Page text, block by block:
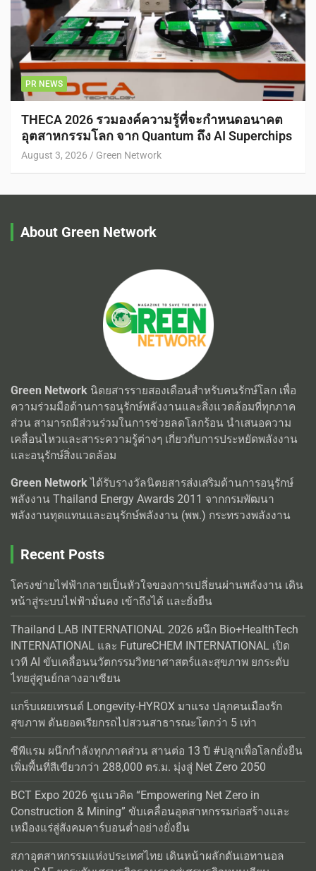
PR NEWS
THECA 2026 รวมองค์ความรู้ที่จะกำหนดอนาคต
อุตสาหกรรมโลก จาก Quantum ถึง AI Superchips
August 3, 2026 Green Network
About Green Network
Green Network นิตยสารรายสองเดือนสำหรับคนรักษ์โลก เพื่อ
ความร่วมมือด้านการอนุรักษ์พลังงานและสิ่งแวดล้อมที่ทุกภาค
ส่วน สามารถมีส่วนร่วมในการช่วยลดโลกร้อน นำเสนอความ
เคลื่อนไหวและสาระความรู้ต่างๆ เกี่ยวกับการประหยัดพลังงาน
และอนุรักษ์สิ่งแวดล้อม
Green Networkได้รับรางวัลนิตยสารส่งเสริมด้านการอนุรักษ์
พลังงาน Thailand Energy Awards 2011 จากกรมพัฒนา
พลังงานทุดแทนและอนุรักษ์พลังงาน (พพ.) กระทรวงพลังงาน
Recent Posts
โครงข่ายไฟฟ้ากลายเป็นหัวใจของการเปลี่ยนผ่านพลังงาน เดิน
หน้าสู่ระบบไฟฟ้ามั่นคง เข้าถึงได้ และยั่งยืน
Thailand LAB INTERNATIONAL 2026 ผนึก Bio+HealthTech
INTERNATIONAL และ FutureCHEM INTERNATIONAL เปิด
เวที AI ขับเคลื่อนนวัตกรรมวิทยาศาสตร์และสุขภาพ ยกระดับ
ไทยสู่ศูนย์กลางอาเซียน
แกร็บเผยเทรนด์ Longevity-HYROX มาแรง ปลุกคนเมืองรัก
สุขภาพ ดันยอดเรียกรถไปสวนสาธารณะโตกว่า 5 เท่า
ซีพีแรม ผนึกกำลังทุกภาคส่วน สานต่อ 13 ปี #ปลูกเพื่อโลกยั่งยืน
เพิ่มพื้นที่สีเขียวกว่า 288,000 ตร.ม. มุ่งสู่ Net Zero 2050
BCT Expo 2026 ชูแนวคิด “Empowering Net Zero in
Construction & Mining” ขับเคลื่อนอุตสาหกรรมก่อสร้างและ
เหมืองแร่สู่สังคมคาร์บอนต่ำอย่างยั่งยืน
สภาอุตสาหกรรมแห่งประเทศไทย เดินหน้าผลักดันเอทานอล